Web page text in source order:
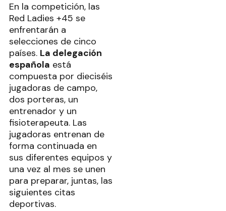
En la competición, las
Red Ladies +45 se
enfrentarán a
selecciones de cinco
países. La delegación
española está
compuesta por dieciséis
jugadoras de campo,
dos porteras, un
entrenador y un
fisioterapeuta. Las
jugadoras entrenan de
forma continuada en
sus diferentes equipos y
una vez al mes se unen
para preparar, juntas, las
siguientes citas
deportivas.